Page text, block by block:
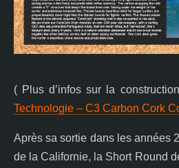
( Plus d’infos sur la
Technologie – C3 Carbon Cork
Après sa sortie dans les années
de la Californie, la Short Round